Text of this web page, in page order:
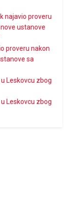
najavio proveru
ustanove
proveru nakon
sa
Leskovcu zbog
Leskovcu zbog